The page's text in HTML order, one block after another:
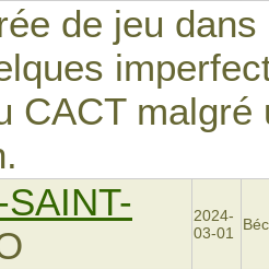
de jeu
CACT
2024-
03-01